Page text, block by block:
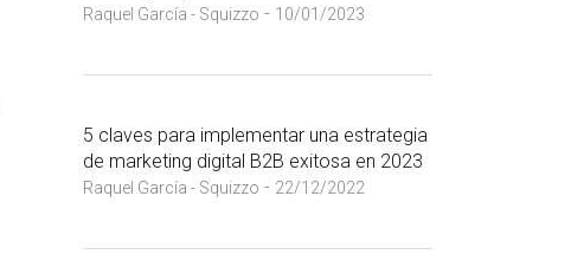
Raquel García - Squizzo - 10/01/2023
5 claves para implementar una estrategia
de marketing digital B2B exitosa en 2023
Raquel García - Squizzo - 22/12/2022